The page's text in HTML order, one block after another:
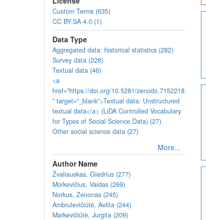
Custom Terms (635)
CC BY-SA 4.0 (1)
Data Type
Aggregated data: historical statistics (282)
Survey data (228)
Textual data (46)
<a
href="https://doi.org/10.5281/zenodo.7152218
" target="_blank">Textual data: Unstructured
textual data</a> (LiDA Controlled Vocabulary
for Types of Social Science Data) (27)
Other social science data (27)
More...
Author Name
Žvaliauskas, Giedrius (277)
Morkevičius, Vaidas (269)
Norkus, Zenonas (245)
Ambrulevičiūtė, Aelita (244)
Markevičiūtė, Jurgita (209)